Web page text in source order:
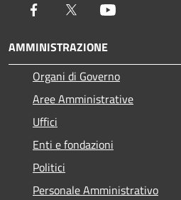
Facebook Twitter
AMMINISTRAZIONE
Organi di Governo
Aree Amministrative
Uffici
Enti e fondazioni
Politici
Personale Amministrativo